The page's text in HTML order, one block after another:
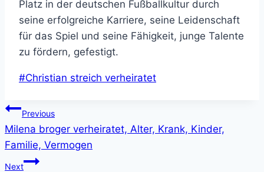
Platz in der deutschen Fußballkultur durch
seine erfolgreiche Karriere, seine Leidenschaft
für das Spiel und seine Fähigkeit, junge Talente
zu fördern, gefestigt.
Post
#Christian streich verheiratet
Post
navigation
Previous
Milena broger verheiratet, Alter, Krank, Kinder,
Familie, Vermogen
Next